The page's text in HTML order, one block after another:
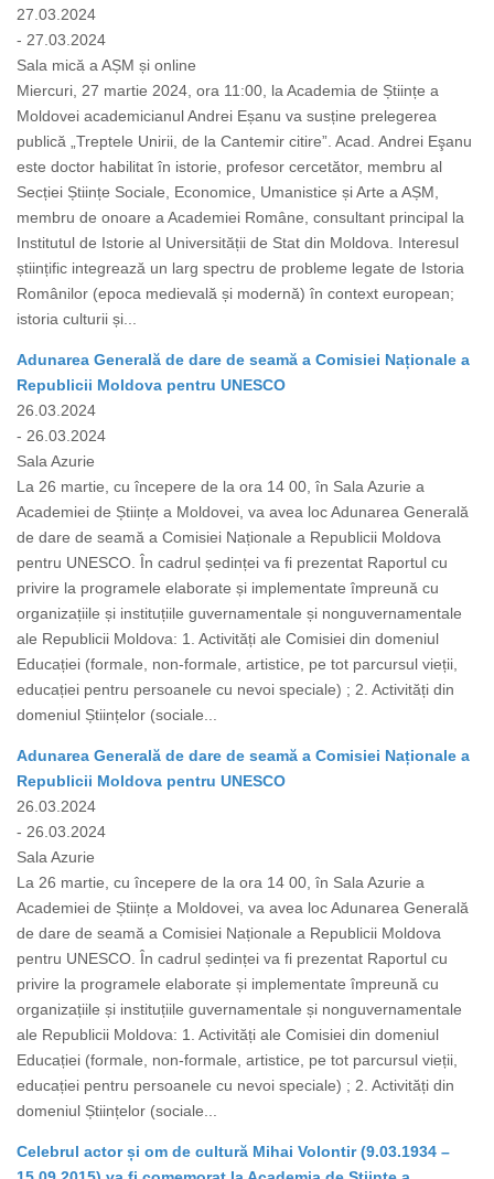
27.03.2024
- 27.03.2024
Sala mică a AȘM și online
Miercuri, 27 martie 2024, ora 11:00, la Academia de Științe a
Moldovei academicianul Andrei Eșanu va susține prelegerea
publică „Treptele Unirii, de la Cantemir citire”. Acad. Andrei Eşanu
este doctor habilitat în istorie, profesor cercetător, membru al
Secției Științe Sociale, Economice, Umanistice și Arte a AȘM,
membru de onoare a Academiei Române, consultant principal la
Institutul de Istorie al Universității de Stat din Moldova. Interesul
științific integrează un larg spectru de probleme legate de Istoria
Românilor (epoca medievală și modernă) în context european;
istoria culturii și...
Adunarea Generală de dare de seamă a Comisiei Naționale a
Republicii Moldova pentru UNESCO
26.03.2024
- 26.03.2024
Sala Azurie
La 26 martie, cu începere de la ora 14 00, în Sala Azurie a
Academiei de Științe a Moldovei, va avea loc Adunarea Generală
de dare de seamă a Comisiei Naționale a Republicii Moldova
pentru UNESCO. În cadrul ședinței va fi prezentat Raportul cu
privire la programele elaborate și implementate împreună cu
organizațiile și instituțiile guvernamentale și nonguvernamentale
ale Republicii Moldova: 1. Activități ale Comisiei din domeniul
Educației (formale, non-formale, artistice, pe tot parcursul vieții,
educației pentru persoanele cu nevoi speciale) ; 2. Activități din
domeniul Științelor (sociale...
Adunarea Generală de dare de seamă a Comisiei Naționale a
Republicii Moldova pentru UNESCO
26.03.2024
- 26.03.2024
Sala Azurie
La 26 martie, cu începere de la ora 14 00, în Sala Azurie a
Academiei de Științe a Moldovei, va avea loc Adunarea Generală
de dare de seamă a Comisiei Naționale a Republicii Moldova
pentru UNESCO. În cadrul ședinței va fi prezentat Raportul cu
privire la programele elaborate și implementate împreună cu
organizațiile și instituțiile guvernamentale și nonguvernamentale
ale Republicii Moldova: 1. Activități ale Comisiei din domeniul
Educației (formale, non-formale, artistice, pe tot parcursul vieții,
educației pentru persoanele cu nevoi speciale) ; 2. Activități din
domeniul Științelor (sociale...
Celebrul actor și om de cultură Mihai Volontir (9.03.1934 –